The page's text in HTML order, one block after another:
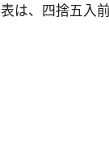
は、四捨五入